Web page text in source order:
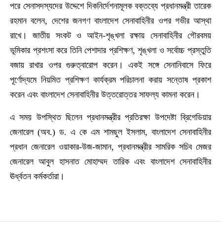
পরে সেনাসদস্যদের উদ্দেশে দিকনির্দেশনামূলক বক্তব্যে প্রধানমন্ত্রী তারেক
রহমান বলেন, দেশের জনগণ বাংলাদেশ সেনাবাহিনীর ওপর গভীর আস্থা
রাখে। জাতীয় সংকট ও আইন-শৃঙ্খলা রক্ষায় সেনাবাহিনীর গৌরবময়
ভূমিকার প্রশংসা করে তিনি পেশাদার প্রশিক্ষণ, শৃঙ্খলা ও সর্বোচ্চ প্রস্তুতি
বজায় রাখার ওপর গুরুত্বারোপ করেন। একই সঙ্গে সেনানিবাসে ফিরে
পূর্ণোদ্যমে নিয়মিত প্রশিক্ষণ কার্যক্রম পরিচালনা করায় সন্তোষ প্রকাশ
করেন এবং বাংলাদেশ সেনাবাহিনীর উত্তরোত্তর সাফল্য কামনা করেন।
এ সময় উপস্থিত ছিলেন প্রধানমন্ত্রীর প্রতিরক্ষা উপদেষ্টা ব্রিগেডিয়ার
জেনারেল (অব.) ড. এ কে এম শামছুল ইসলাম, বাংলাদেশ সেনাবাহিনীর
প্রধান জেনারেল ওয়াকার-উজ-জামান, প্রধানমন্ত্রীর সামরিক সচিব মেজর
জেনারেল আবুল হাসনাত মোহাম্মদ তারিক এবং বাংলাদেশ সেনাবাহিনীর
ঊর্ধ্বতন কর্মকর্তারা।